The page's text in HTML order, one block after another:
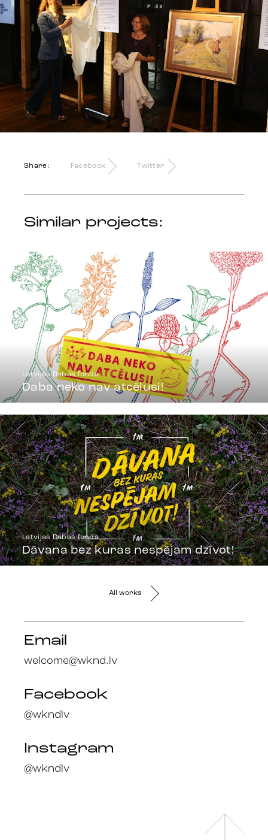
Instagram
Share: Facebook Twitter
Similar projects:
Latvijas Dabas fonds
Daba neko nav atcēlusi!
Latvijas Dabas fonds
Dāvana bez kuras nespējam dzīvot!
All works
Email
welcome@wknd.lv
Facebook
@wkndlv
Instagram
@wkndlv